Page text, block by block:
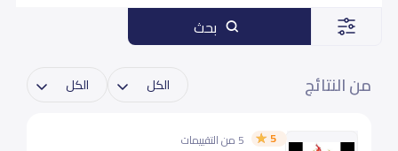
من النتائج
5 5 من التقييمات